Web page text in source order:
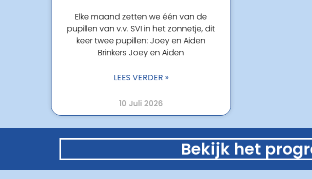
Elke maand zetten we één van de
pupillen van v.v. SVI in het zonnetje, dit
keer twee pupillen: Joey en Aiden
Brinkers Joey en Aiden
LEES VERDER »
10 Juli 2026
Bekijk het